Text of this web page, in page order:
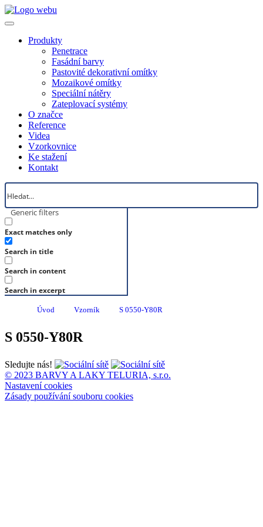
Produkty
Penetrace
Fasádní barvy
Pastovité dekorativní omítky
Mozaikové omítky
Speciální nátěry
Zateplovací systémy
O značce
Reference
Videa
Vzorkovnice
Ke stažení
Kontakt
Generic filters
Exact matches only
Search in title
Search in content
Search in excerpt
Úvod Vzorník S 0550-Y80R
S 0550-Y80R
Sledujte nás!
© 2023 BARVY A LAKY TELURIA, s.r.o.
Nastavení cookies
Zásady používání souboru cookies